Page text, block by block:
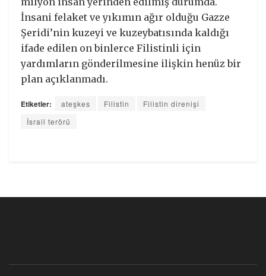
İnsani felaket ve yıkımın ağır olduğu Gazze
Şeridi’nin kuzeyi ve kuzeybatısında kaldığı
ifade edilen on binlerce Filistinli için
yardımların gönderilmesine ilişkin henüz bir
plan açıklanmadı.
Etiketler: ateşkes Filistin
Filistin direnişi
İsrail terörü